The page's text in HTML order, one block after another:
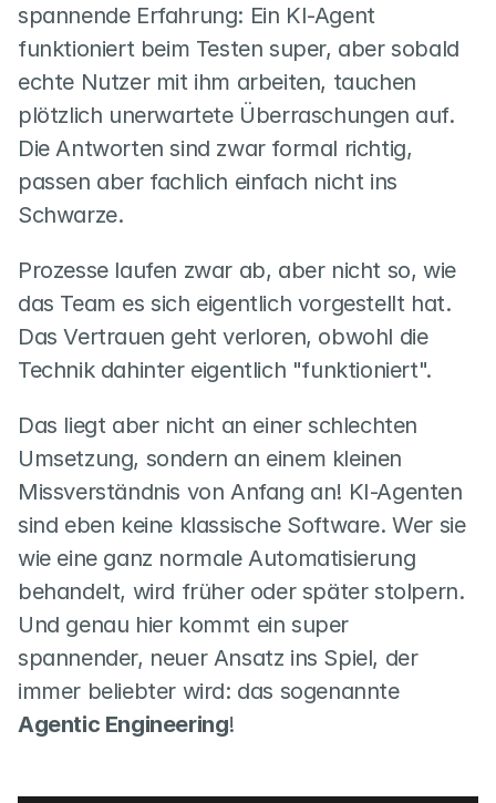
spannende Erfahrung: Ein KI-Agent
funktioniert beim Testen super, aber sobald
echte Nutzer mit ihm arbeiten, tauchen
plötzlich unerwartete Überraschungen auf.
Die Antworten sind zwar formal richtig,
passen aber fachlich einfach nicht ins
Schwarze.
Prozesse laufen zwar ab, aber nicht so, wie
das Team es sich eigentlich vorgestellt hat.
Das Vertrauen geht verloren, obwohl die
Technik dahinter eigentlich "funktioniert".
Das liegt aber nicht an einer schlechten
Umsetzung, sondern an einem kleinen
Missverständnis von Anfang an! KI-Agenten
sind eben keine klassische Software. Wer sie
wie eine ganz normale Automatisierung
behandelt, wird früher oder später stolpern.
Und genau hier kommt ein super
spannender, neuer Ansatz ins Spiel, der
immer beliebter wird: das sogenannte
Agentic Engineering!